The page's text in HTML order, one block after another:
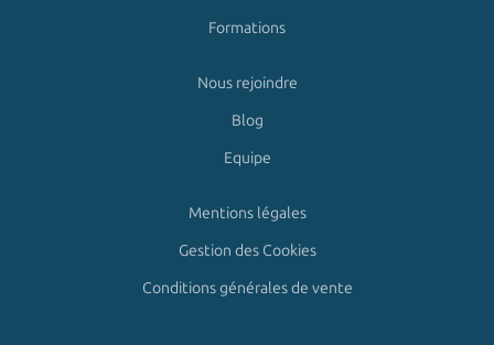
Formations
Nous rejoindre
Blog
Equipe
Mentions légales
Gestion des Cookies
Conditions générales de vente